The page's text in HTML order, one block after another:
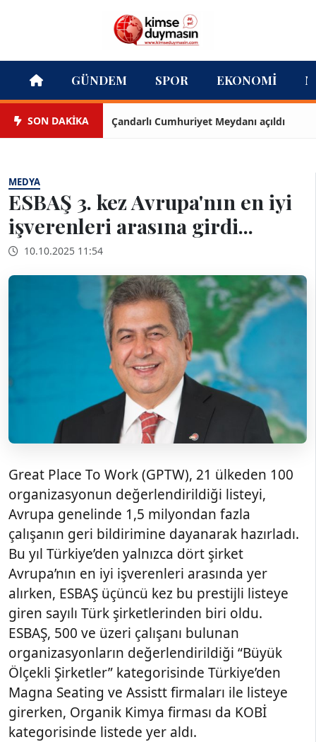
GÜNDEM SPOR EKONOMI
SON DAKİKAÇandarlı Cumhuriyet Meydanı açıldı
MEDYA
ESBAŞ 3. kez Avrupa'nın en iyi
işverenleri arasına girdi...
10.10.2025 11:54
Great Place To Work (GPTW), 21 ülkeden 100
organizasyonun değerlendirildiği listeyi,
Avrupa genelinde 1,5 milyondan fazla
çalışanın geri bildirimine dayanarak hazırladı.
Bu yıl Türkiye’den yalnızca dört şirket
Avrupa’nın en iyi işverenleri arasında yer
alırken, ESBAŞ üçüncü kez bu prestijli listeye
giren sayılı Türk şirketlerinden biri oldu.
ESBAŞ, 500 ve üzeri çalışanı bulunan
organizasyonların değerlendirildiği “Büyük
Ölçekli Şirketler” kategorisinde Türkiye’den
Magna Seating ve Assistt firmaları ile listeye
girerken, Organik Kimya firması da KOBİ
kategorisinde listede yer aldı.